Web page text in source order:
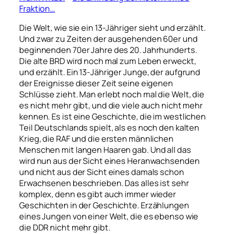
Fraktion…
Die Welt, wie sie ein 13-Jähriger sieht und erzählt.
Und zwar zu Zeiten der ausgehenden 60er und
beginnenden 70er Jahre des 20. Jahrhunderts.
Die alte BRD wird noch mal zum Leben erweckt,
und erzählt. Ein 13-Jähriger Junge, der aufgrund
der Ereignisse dieser Zeit seine eigenen
Schlüsse zieht. Man erlebt noch mal die Welt, die
es nicht mehr gibt, und die viele auch nicht mehr
kennen. Es ist eine Geschichte, die im westlichen
Teil Deutschlands spielt, als es noch den kalten
Krieg, die RAF und die ersten männlichen
Menschen mit langen Haaren gab. Und all das
wird nun aus der Sicht eines Heranwachsenden
und nicht aus der Sicht eines damals schon
Erwachsenen beschrieben. Das alles ist sehr
komplex, denn es gibt auch immer wieder
Geschichten in der Geschichte. Erzählungen
eines Jungen von einer Welt, die es ebenso wie
die DDR nicht mehr gibt.